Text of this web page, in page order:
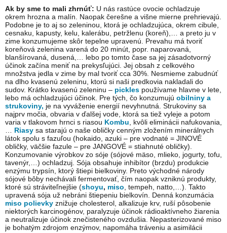
Ak by sme to mali zhrnúť: U nás rastúce ovocie ochladzuje
okrem hrozna a malín. Naopak čerešne a višne mierne prehrievajú.
Podobne je to aj so zeleninou, ktorá je ochladzujúca, okrem cibule,
cesnaku, kapusty, kelu, kalerábu, petržlenu (koreň),… a preto ju v
zime konzumujeme skôr tepelne upravenú. Prevahu má tvoriť
koreňová zelenina varená do 20 minút, popr. naparovaná,
blanšírovaná, dusená,… lebo po tomto čase sa jej zásadotvorný
účinok začína meniť na prekysľujúci. Jej obsah z celkového
množstva jedla v zime by mal tvoriť cca 30%. Nesmieme zabudnúť
na dlho kvasenú zeleninu, ktorú si naši predkovia nakladali do
sudov. Krátko kvasenú zeleninu – pickles používame hlavne v lete,
lebo má ochladzujúci účinok. Pre tých, čo konzumujú obilniny a
strukoviny, je na vyváženie energií nevyhnutná. Strukoviny sa
najprv močia, obvaria v ďalšej vode, ktorá sa tiež vyleje a potom
varia v tlakovom hrnci s riasou Kombu , kvôli eliminácii nafukovania,
Riasy sa starajú o naše obličky cenným zložením minerálnych
látok spolu s fazuľou (hokaido, azuki – pre vodnaté = JINOVÉ
obličky, väčšie fazule – pre JANGOVÉ = stiahnuté obličky).
Konzumovanie výrobkov zo sóje (sójové mäso, mlieko, jogurty, tofu,
tavenýr,…) ochladzuj. Sója obsahuje inhibítor (brzdu) produkcie
enzýmu trypsín, ktorý štiepi bielkoviny. Preto východné národy
sójové bôby nechávali fermentovať, čím naopak vzniknú produkty,
ktoré sú stráviteľnejšie (shoyu, miso , tempeh, natto,…). Takto
upravená sója už nebráni štiepeniu bielkovín. Denná konzumácia
miso polievky znižuje cholesterol, alkalizuje krv, ruší pôsobenie
niektorých karcinogénov, paralyzuje účinok rádioaktívneho žiarenia
a neutralizuje účinok znečisteného ovzdušia. Nepasterizované miso
je bohatým zdrojom enzýmov, napomáha tráveniu a asimilácii